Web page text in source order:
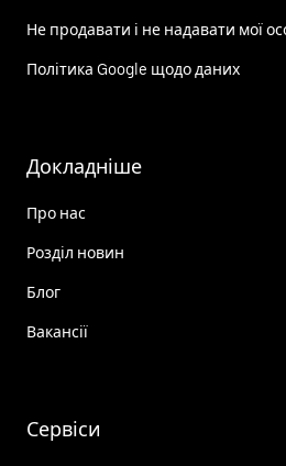
Не продавати і не надавати мої
Політика Google щодо даних
Докладніше
Про нас
Розділ новин
Блог
Вакансії
Сервіси